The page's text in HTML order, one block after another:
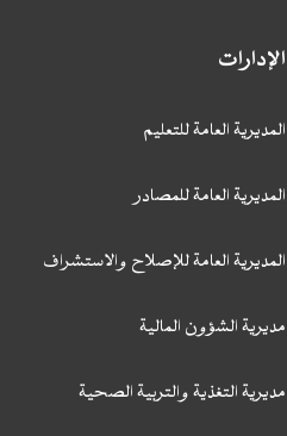
الإدارات
المديرية العامة للتعليم
المديرية العامة للمصادر
المديرية العامة للإصلاح والاستشراف
مديرية الشؤون المالية
مديرية التغذية والتربية الصحية